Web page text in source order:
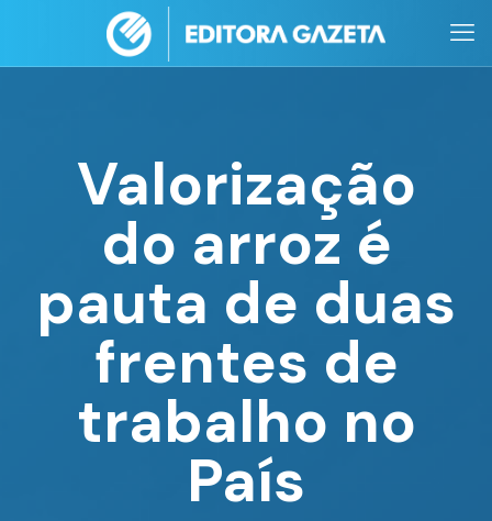
Valorização
do arroz é
pauta de duas
frentes de
trabalho no
País